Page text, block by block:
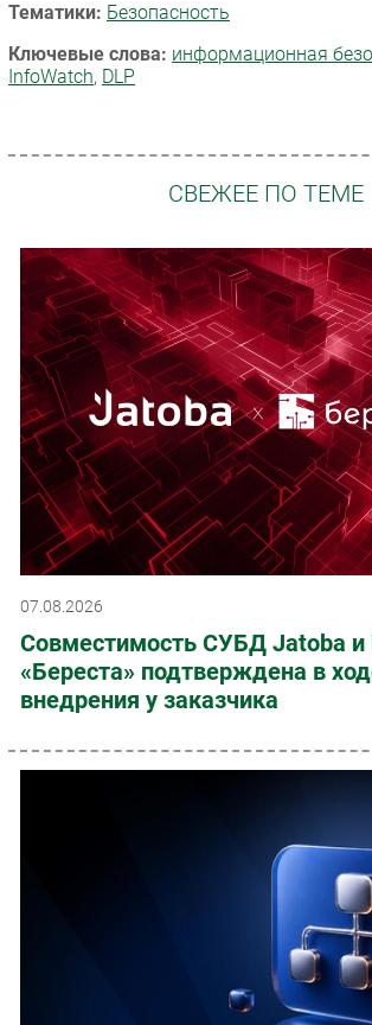
Тематики: Безопасность
Ключевые слова: информационная
InfoWatch, DLP
СВЕЖЕЕ ПО ТЕМЕ
07.08.2026
Совместимость СУБД Jatoba
«Береста» подтверждена в
внедрения у заказчика